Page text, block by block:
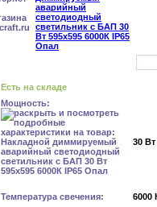
Есть на складе
Мощность:
30 Вт
Температура свечения: 6000